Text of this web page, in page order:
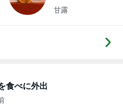
甘露
食べに外出